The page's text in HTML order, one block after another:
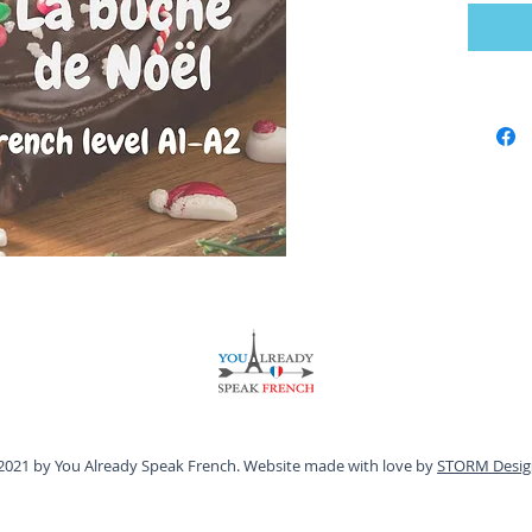
en
Noël
de Noël
- jouer
by You Already Speak French. Website made with love bySTORM